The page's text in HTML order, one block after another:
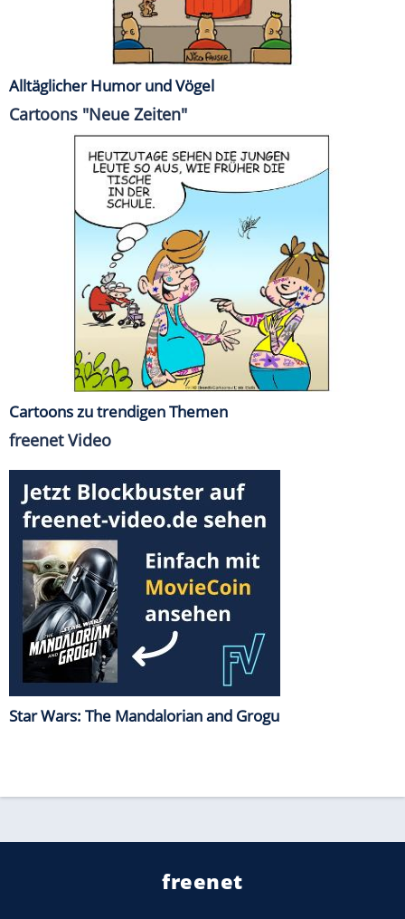
Alltäglicher Humor und Vögel
Cartoons "Neue Zeiten"
Cartoons zu trendigen Themen
freenet Video
Star Wars: The Mandalorian and Grogu
freenet